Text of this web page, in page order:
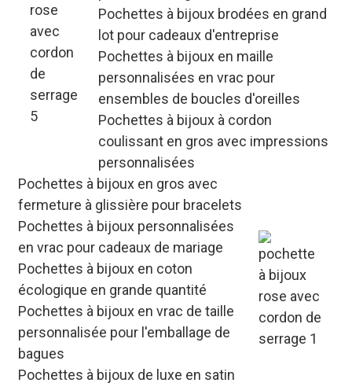
Pochettes à bijoux brodées en grand
lot pour cadeaux d'entreprise
Pochettes à bijoux en maille
personnalisées en vrac pour
ensembles de boucles d'oreilles
Pochettes à bijoux à cordon
coulissant en gros avec impressions
personnalisées
Pochettes à bijoux en gros avec
fermeture à glissière pour bracelets
Pochettes à bijoux personnalisées
en vrac pour cadeaux de mariage
Pochettes à bijoux en coton
écologique en grande quantité
Pochettes à bijoux en vrac de taille
personnalisée pour l'emballage de
bagues
Pochettes à bijoux de luxe en satin